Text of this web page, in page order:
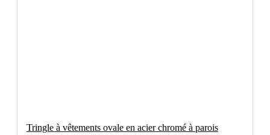
Tringle à vêtements ovale en acier chromé à parois